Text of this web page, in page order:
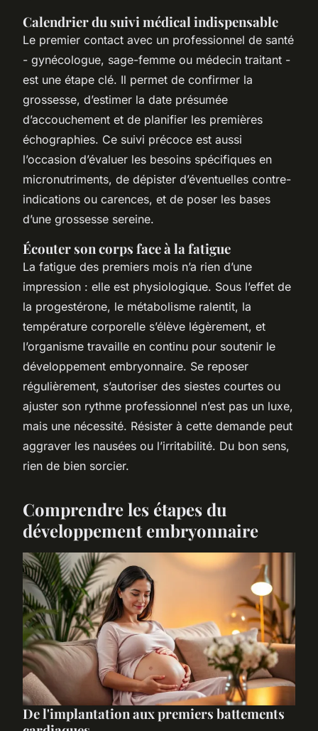
Calendrier du suivi médical indispensable
Le premier contact avec un professionnel de santé
- gynécologue, sage-femme ou médecin traitant -
est une étape clé. Il permet de confirmer la
grossesse, d’estimer la date présumée
d’accouchement et de planifier les premières
échographies. Ce suivi précoce est aussi
l’occasion d’évaluer les besoins spécifiques en
micronutriments, de dépister d’éventuelles contre-
indications ou carences, et de poser les bases
d’une grossesse sereine.
Écouter son corps face à la fatigue
La fatigue des premiers mois n’a rien d’une
impression : elle est physiologique. Sous l’effet de
la progestérone, le métabolisme ralentit, la
température corporelle s’élève légèrement, et
l’organisme travaille en continu pour soutenir le
développement embryonnaire. Se reposer
régulièrement, s’autoriser des siestes courtes ou
ajuster son rythme professionnel n’est pas un luxe,
mais une nécessité. Résister à cette demande peut
aggraver les nausées ou l’irritabilité. Du bon sens,
rien de bien sorcier.
Comprendre les étapes du
développement embryonnaire
De l'implantation aux premiers battements